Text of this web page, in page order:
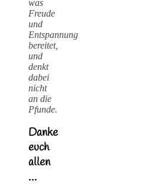
was
Freude
und
Entspannung
bereitet,
und
denkt
dabei
nicht
an die
Pfunde.
Danke
euch
allen
…